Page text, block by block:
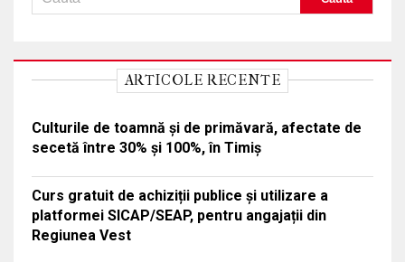
ARTICOLE RECENTE
Culturile de toamnă și de primăvară, afectate de
secetă între 30% și 100%, în Timiș
Curs gratuit de achiziții publice și utilizare a
platformei SICAP/SEAP, pentru angajații din
Regiunea Vest